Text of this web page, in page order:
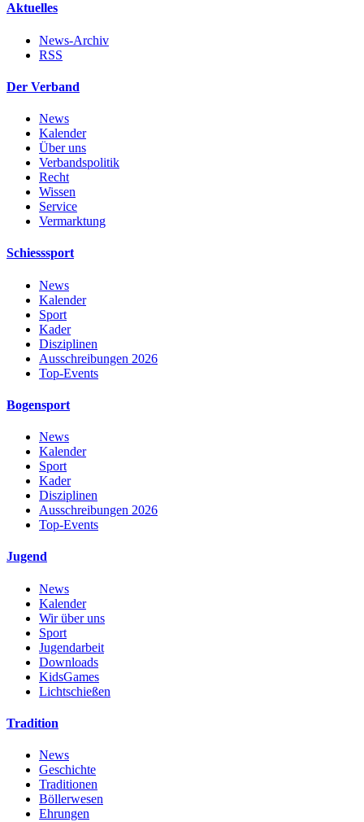
Aktuelles
News-Archiv
RSS
Der Verband
News
Kalender
Über uns
Verbandspolitik
Recht
Wissen
Service
Vermarktung
Schiesssport
News
Kalender
Sport
Kader
Disziplinen
Ausschreibungen 2026
Top-Events
Bogensport
News
Kalender
Sport
Kader
Disziplinen
Ausschreibungen 2026
Top-Events
Jugend
News
Kalender
Wir über uns
Sport
Jugendarbeit
Downloads
KidsGames
Lichtschießen
Tradition
News
Geschichte
Traditionen
Böllerwesen
Ehrungen